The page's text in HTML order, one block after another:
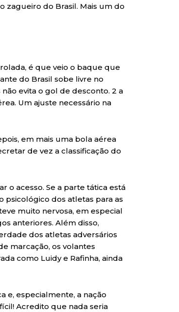
zagueiro do Brasil. Mais um do
é que veio o baque que
do Brasil sobe livre no
evita o gol de desconto. 2 a
Um ajuste necessário na
em mais uma bola aérea
de vez a classificação do
o acesso. Se a parte tática está
psicológico dos atletas para as
muito nervosa, em especial
anteriores. Além disso,
dos atletas adversários
marcação, os volantes
como Luidy e Rafinha, ainda
e, especialmente, a nação
Acredito que nada seria